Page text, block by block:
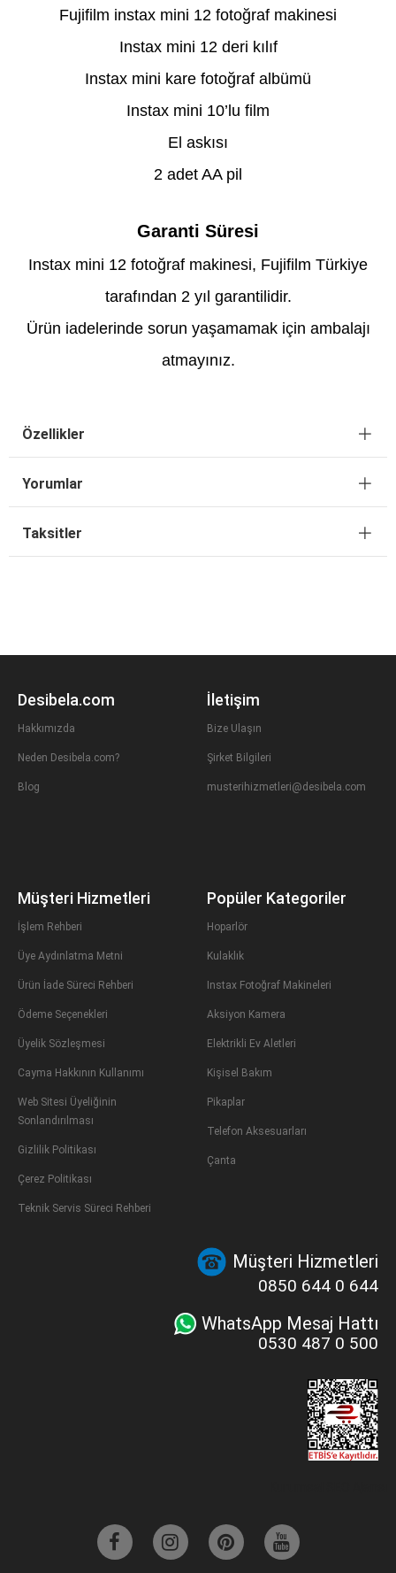
Fujifilm instax mini 12 fotoğraf makinesi
Instax mini 12 deri kılıf
Instax mini kare fotoğraf albümü
Instax mini 10’lu film
El askısı
2 adet AA pil
Garanti Süresi
Instax mini 12 fotoğraf makinesi, Fujifilm Türkiye
tarafından 2 yıl garantilidir.
Ürün iadelerinde sorun yaşamamak için ambalajı
atmayınız.
Özellikler
Yorumlar
Taksitler
Desibela.com
Hakkımızda
Neden Desibela.com?
Blog
İletişim
Bize Ulaşın
Şirket Bilgileri
musterihizmetleri@desibela.com
Müşteri Hizmetleri
İşlem Rehberi
Üye Aydınlatma Metni
Ürün İade Süreci Rehberi
Ödeme Seçenekleri
Üyelik Sözleşmesi
Cayma Hakkının Kullanımı
Web Sitesi Üyeliğinin
Sonlandırılması
Gizlilik Politikası
Çerez Politikası
Teknik Servis Süreci Rehberi
Popüler Kategoriler
Hoparlör
Kulaklık
Instax Fotoğraf Makineleri
Aksiyon Kamera
Elektrikli Ev Aletleri
Kişisel Bakım
Pikaplar
Telefon Aksesuarları
Çanta
Müşteri Hizmetleri
0850 644 0 644
WhatsApp Mesaj Hattı
0530 487 0 500